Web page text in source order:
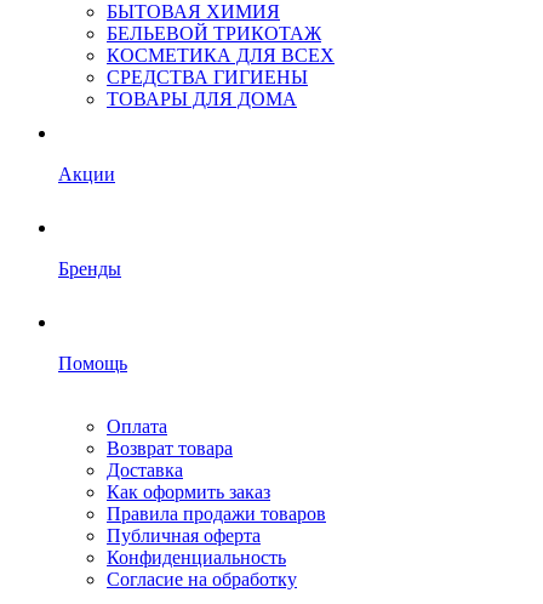
БЫТОВАЯ ХИМИЯ
БЕЛЬЕВОЙ ТРИКОТАЖ
КОСМЕТИКА ДЛЯ ВСЕХ
СРЕДСТВА ГИГИЕНЫ
ТОВАРЫ ДЛЯ ДОМА
Акции
Бренды
Помощь
Оплата
Возврат товара
Доставка
Как оформить заказ
Правила продажи товаров
Публичная оферта
Конфиденциальность
Согласие на обработку